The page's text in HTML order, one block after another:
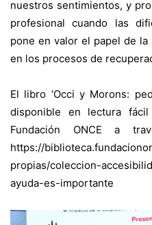
nuestros sentimientos, y
profesional cuando las
pone en valor el papel de la
en los procesos de
El libro ‘Occi y Morons:
disponible en lectura
Fundación ONCE a
https://
propias/coleccion-
ayuda-es-importante